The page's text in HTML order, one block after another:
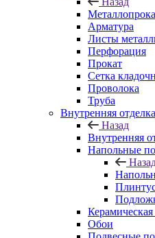
Арматура
Листы
Перфорация
Прокат
Сетка
Проволока
Труба
Внутренняя отделка
Назад
Внутренняя
Напольные
Обои